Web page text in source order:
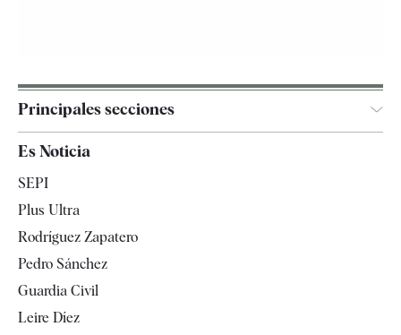
Principales secciones
España
Televisión
Es Noticia
SEPI
Plus Ultra
Rodríguez Zapatero
Pedro Sánchez
Guardia Civil
Leire Díez